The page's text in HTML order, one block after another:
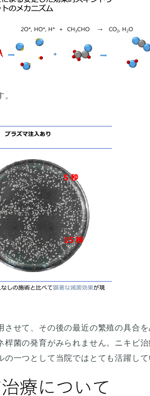
せて、その後の最近の繁殖の具合を
菌の発育がみられません。ニキビ
一つとして当院ではとても活躍して